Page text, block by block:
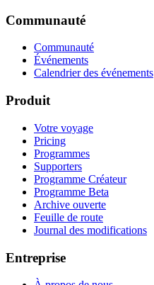
Communauté
Communauté
Événements
Calendrier des événements
Produit
Votre voyage
Pricing
Programmes
Supporters
Programme Créateur
Programme Beta
Archive ouverte
Feuille de route
Journal des modifications
Entreprise